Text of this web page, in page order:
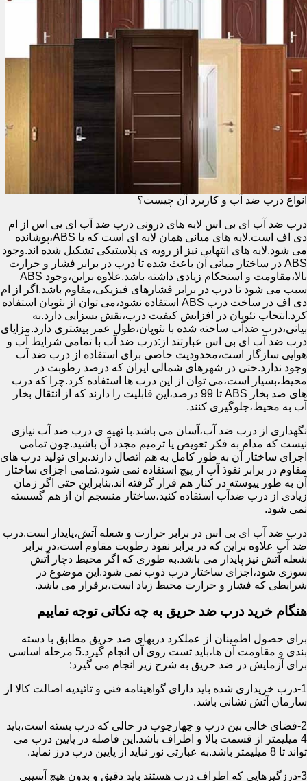
انواع درب ضد آب و کاربرد آن چیست؟
درب ضد آب ای بی اس لایه های درونی درب ضد آب ای بی اس از ام
دی اف است.لایه های میانی همان لایه ای است که با ABS،پوشانده
می شود.لایه های انتهایی نیز از رویه ی پلاستیکی تشکیل شده اند.وجود
ABS در ساختار میانی آن باعث شده تا درب در برابر فشار و حرارت
بالا،مقاومت و استحکام زیادی داشته باشد.علاوه براین،وجود ABS
سبب می شود تا درب در برابر فشارهای فیزیکی،مقاوم باشد.اگر از ام
دی اف در ساخت درب ABS استفاده نشود،می توان از نئوپان استفاده
کرد.انتخاب نئوپان در افزایش کیفیت درب،نقش بسزایی دارد.به
بیانی،درب ضدآب ساخته شده با نئوپان،طول عمر بیشتری دارد.مزایای
درب ضد آب ای بی اس عبارتند از:درب ضد آب با تمامی شرایط آب و
هوایی سازگار است،محدودیت خاصی برای استفاده از درب ضد آب
وجود ندارد.حتی در شهرهای شمالی ایران که درصد رطوبت در
محیط،بسیار است،می توان از این درب ها استفاده کرد.چرا که درب
های ضد بخار ABS تا 99 درصد،این قابلیت را دارند که از انتقال بخار
آب به محیط،جلوگیری کنند.
نگهداری از درب ضد آب،آسان می باشد.با تهیه ی درب ضد آب نیازی
نیست که مدام به فکر تعویض یا ترمیم مجدد آن باشید.چون تمامی
اجزای ساختار آن به طور کامل به هم اتصال دارند.برای تولید درب های
مقاوم در برابر نفوذ آب از پیچ استفاده نمی شود.تمامی اجزای ساختار
آن به طور پیوسته در کنار هم قرار گرفته اند.بنابراین حتی اگر زمان
زیادی از درب ضدآب استفاده کنید،ساختار منسجم آن از هم گسسته
نمی شود.
درب ضد آب ای بی اس در برابر حرارت و شعله آتش،پایدار است.درب
ضد آب علاوه براین که در برابر نفوذ رطوبت مقاوم است،در برابر
شعله آتش نیز پایدار می باشد.به طوری که اگر محیط دچار آتش
سوزی شود،اجزای ساختار درب ذوب نمی شود.این موضوع در
شرایطی که فشار و حرارت محیط زیاد است،برقرار می باشد.
هنگام خرید درب ضد حریق به چه نکاتی توجه نماییم
برای حصول اطمینان از عملکرد دربهای ضد حریق مطابق با دسته
بندی و مقاومت آن ها،باید تست روی آن انجام گیرد.5 مرحله اساسی
برای آزمایش در ضد حریق به شرح زیر انجام می گیرد:
1-درب خریداری شده باید دارای گواهینامه فنی و تائیدیه اصالت کالا از
سازمان آتش نشانی باشد.
2-فضای خالی بین درب و چهارچوب در حالی که درب بسته است،باید
4 میلیمتر از قسمت بالا و اطراف باشد.این فاصله در پایین درب می
تواند تا 8 میلیمتر باشد.به عبارتی نور نباید از پایین درب درز نماید.
3-درزگیرهایی که اطراف درب هستند باید دقیق و بدون هیچ آسیبی